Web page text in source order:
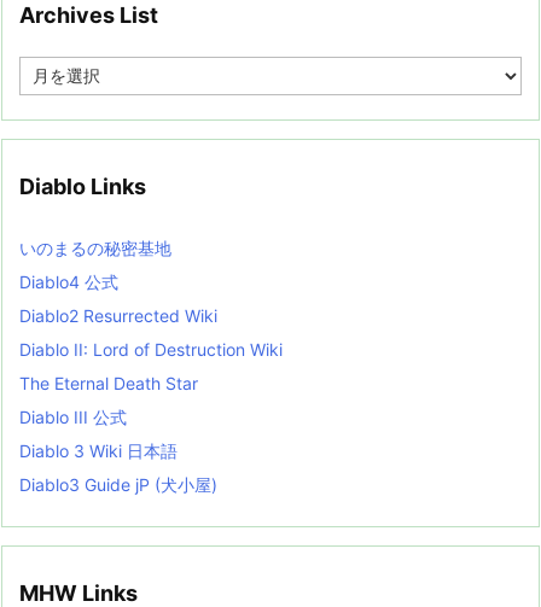
Archives List
e
i
s
t
Diablo Links
いのまるの秘密基地
Diablo4 公式
Diablo2 Resurrected Wiki
Diablo II: Lord of Destruction Wiki
The Eternal Death Star
Diablo III 公式
Diablo 3 Wiki 日本語
Diablo3 Guide jP (犬小屋)
MHW Links